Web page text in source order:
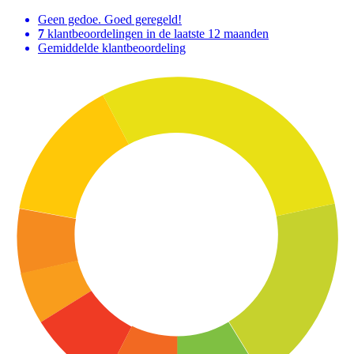
Geen gedoe. Goed geregeld!
7 klantbeoordelingen in de laatste 12 maanden
Gemiddelde klantbeoordeling